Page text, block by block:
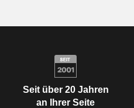
Seit über 20 Jahren
an Ihrer Seite